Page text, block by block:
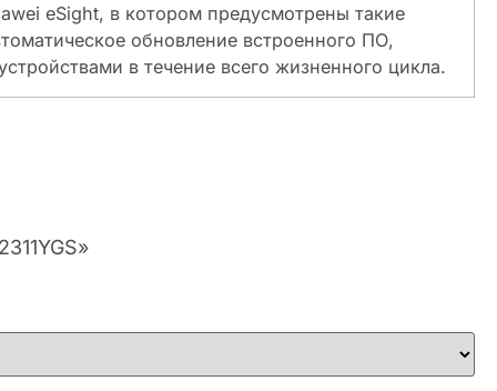
eSight, в котором предусмотрены такие
обновление встроенного ПО,
в течение всего жизненного цикла.